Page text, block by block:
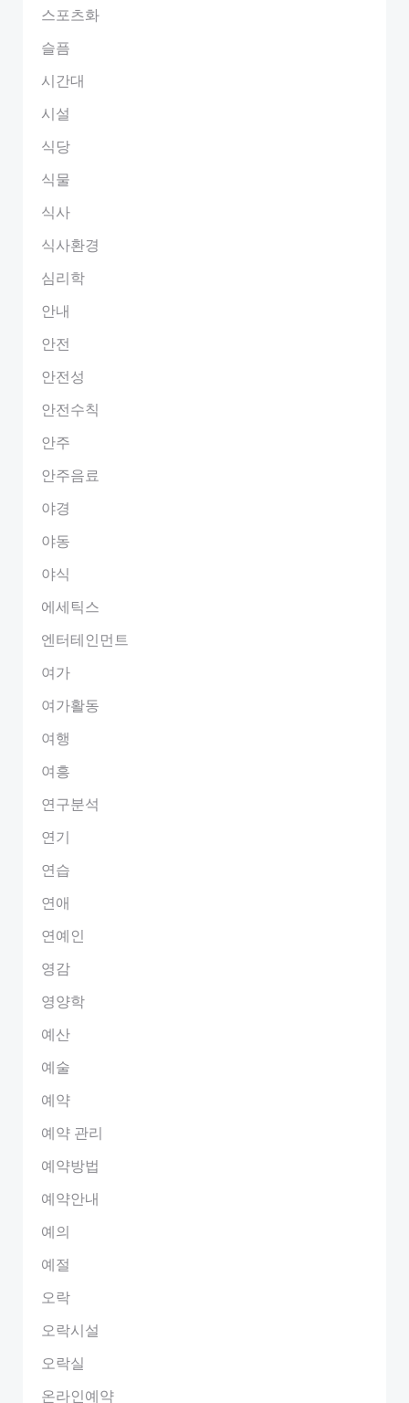
스포츠화
슬픔
시간대
시설
식당
식물
식사
식사환경
심리학
안내
안전
안전성
안전수칙
안주
안주음료
야경
야동
야식
에세틱스
엔터테인먼트
여가
여가활동
여행
여흥
연구분석
연기
연습
연애
연예인
영감
영양학
예산
예술
예약
예약 관리
예약방법
예약안내
예의
예절
오락
오락시설
오락실
온라인예약